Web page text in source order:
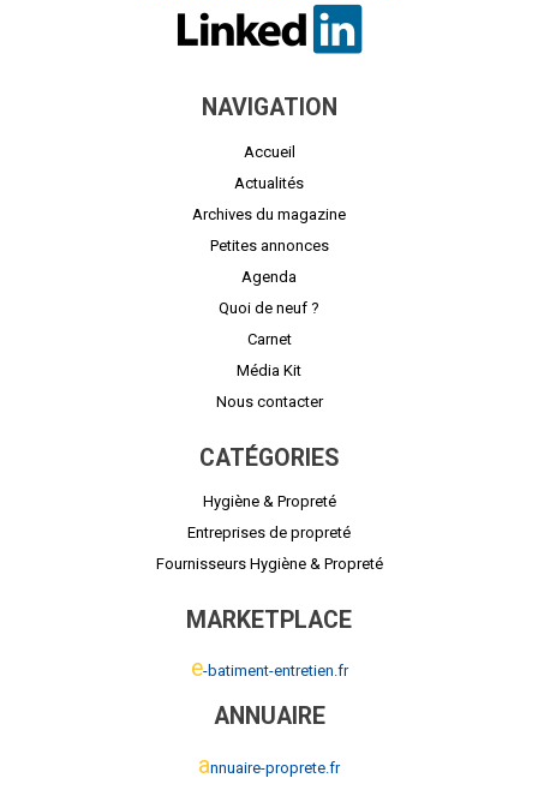
NAVIGATION
Accueil
Actualités
Archives du magazine
Petites annonces
Agenda
Quoi de neuf ?
Carnet
Média Kit
Nous contacter
CATÉGORIES
Hygiène & Propreté
Entreprises de propreté
Fournisseurs Hygiène & Propreté
MARKETPLACE
e-batiment-entretien.fr
ANNUAIRE
annuaire-proprete.fr